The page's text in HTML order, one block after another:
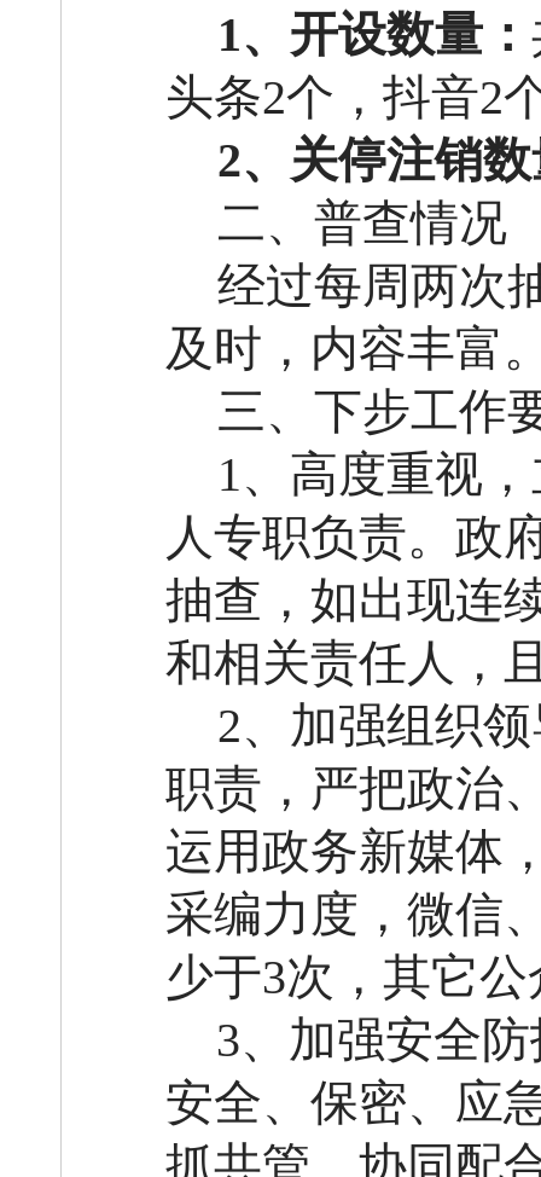
1、开设数量：
头条2个，抖音2
2、关停注销
二、普查情况
经过每周两次
及时，内容丰富
三、下步工作
1、高度重视 ，
人专职负责。政
抽查 ，如出现连
和相关责任人，
2、加强组织
职责，严把政治
运用政务新媒体
采编力度， 微信
少于3次，其它
3、加强安全
安全、保密、应
抓共管、协同配